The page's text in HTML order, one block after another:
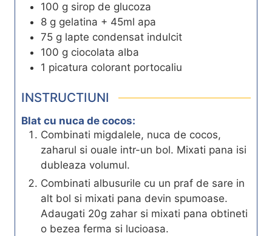
100 g sirop de glucoza
8 g gelatina + 45ml apa
75 g lapte condensat indulcit
100 g ciocolata alba
1 picatura colorant portocaliu
INSTRUCTIUNI
Blat cu nuca de cocos:
Combinati migdalele, nuca de cocos,
zaharul si ouale intr-un bol. Mixati pana isi
dubleaza volumul.
Combinati albusurile cu un praf de sare in
alt bol si mixati pana devin spumoase.
Adaugati 20g zahar si mixati pana obtineti
o bezea ferma si lucioasa.